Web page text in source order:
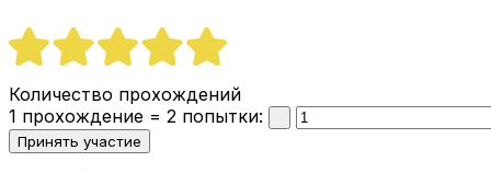
Количество прохождений
1 прохождение = 2 попытки: